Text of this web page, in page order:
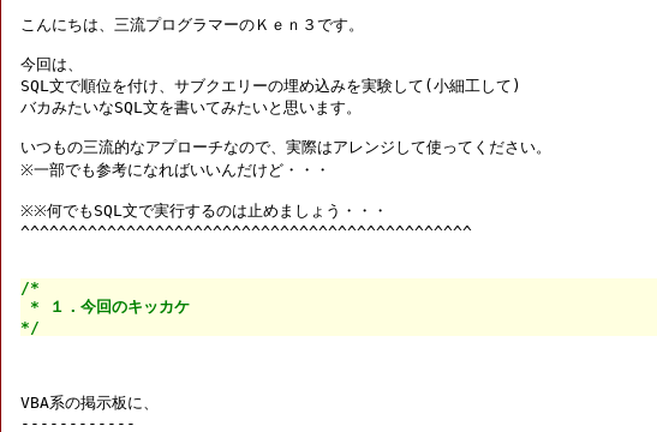
こんにちは、三流プログラマーのＫｅｎ３です。
今回は、
SQL文で順位を付け、サブクエリーの埋め込みを実験して(小細工して)
バカみたいなSQL文を書いてみたいと思います。
いつもの三流的なアプローチなので、実際はアレンジして使ってください。
※一部でも参考になればいいんだけど・・・
※※何でもSQL文で実行するのは止めましょう・・・
^^^^^^^^^^^^^^^^^^^^^^^^^^^^^^^^^^^^^^^^^^^^^^^
/*
* １．今回のキッカケ
*/
VBA系の掲示板に、